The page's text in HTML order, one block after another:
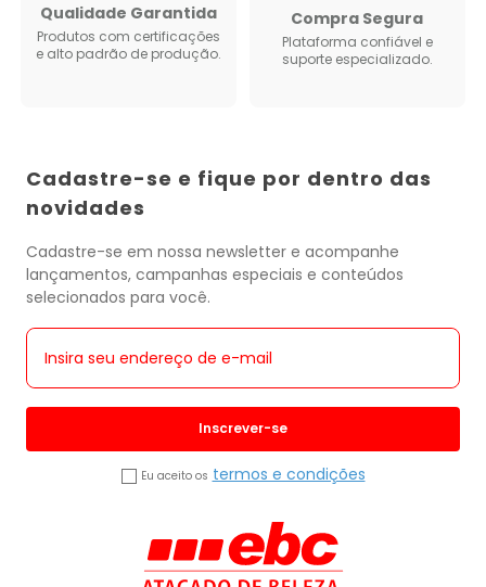
Qualidade Garantida
Produtos com certificações
e alto padrão de produção.
Compra Segura
Plataforma confiável e
suporte especializado.
Cadastre-se e fique por dentro das
novidades
Cadastre-se em nossa newsletter e acompanhe
lançamentos, campanhas especiais e conteúdos
selecionados para você.
Inscrever-se
Eu aceito os termos e condições